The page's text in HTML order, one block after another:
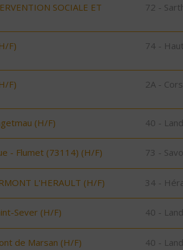
SOCIALE ET
72 -
F) 74 -
F) 2A -
(H/F) 40 -
- Flumet (73114) (H/F) 73 -
L'HERAULT (H/F) 34 -
Sever (H/F) 40 -
de Marsan (H/F) 40 -